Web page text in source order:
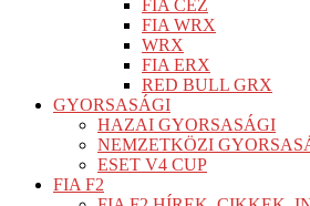
FIA CEZ
FIA WRX
WRX
FIA ERX
RED BULL GRX
GYORSASÁGI
HAZAI GYORSASÁGI
NEMZETKÖZI
ESET V4 CUP
FIA F2